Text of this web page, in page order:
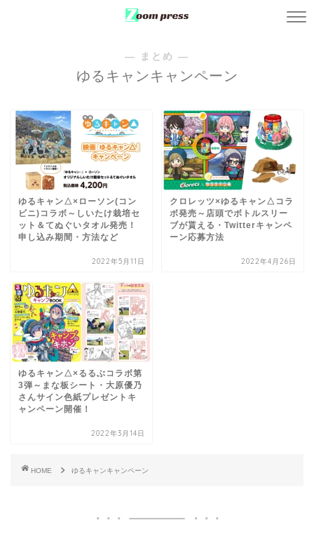
― まとめ ―
ゆるキャンキャンペーン
ゆるキャン△×ローソン(コン
ビニ)コラボ～しいたけ栽培セ
ット＆てぬぐいタオル発売！
申し込み期間・方法など
2022年5月11日
クロレッツ×ゆるキャン△コラ
ボ発売～店頭でボトルスリー
ブが貰える・Twitterキャンペ
ーン応募方法
2022年4月26日
ゆるキャン△×るるぶコラボ第
3弾～まな板シート・大原優乃
さんサイン色紙プレゼントキ
ャンペーン開催！
2022年3月14日
HOME ゆるキャンキャンペーン